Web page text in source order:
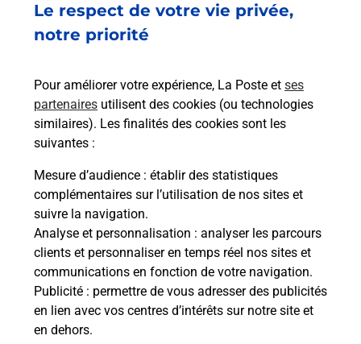
Le respect de votre vie privée,
notre priorité
Pour améliorer votre expérience, La Poste et ses
partenaires utilisent des cookies (ou technologies
similaires). Les finalités des cookies sont les
suivantes :
Mesure d’audience : établir des statistiques
complémentaires sur l’utilisation de nos sites et
suivre la navigation.
Analyse et personnalisation : analyser les parcours
clients et personnaliser en temps réel nos sites et
communications en fonction de votre navigation.
Publicité : permettre de vous adresser des publicités
en lien avec vos centres d’intérêts sur notre site et
en dehors.
Boîte aux lettres La Poste
Hameau De Montjardin
30750 Lanuejols
Le lien s'ouvre dans un nouvel onglet
Boîte aux Lettres La Poste
Collecte du courrier aujourd'hui à 08h00
Route Du Mont Aigoual
30750 Lanuejols
Le lien s'ouvre dans un nouvel onglet